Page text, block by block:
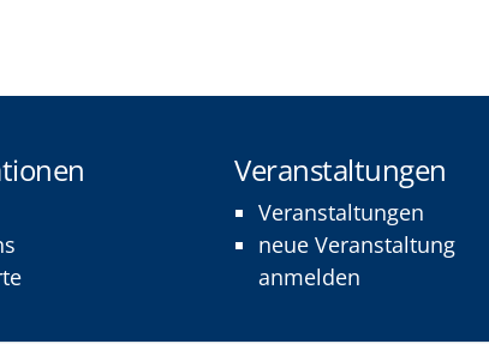
Veranstaltungen
Veranstaltungen
neue Veranstaltung
anmelden